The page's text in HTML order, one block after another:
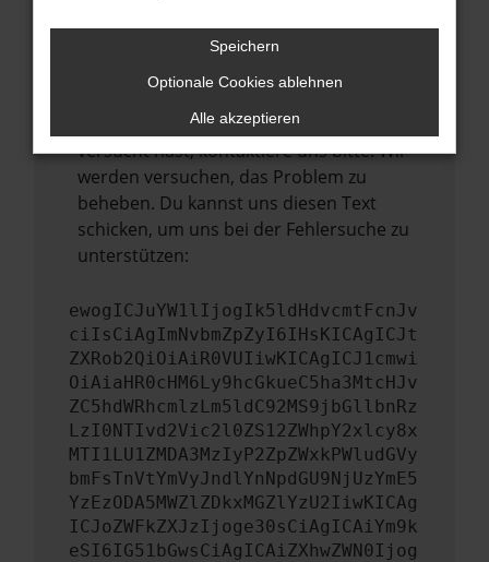
führen, dass bestimmte Funktionen nicht
Wende dich an den Webseitenbetreiber.
Wenn du alle oben genannten Schritte
versucht hast, kontaktiere uns bitte. Wir
werden versuchen, das Problem zu
beheben. Du kannst uns diesen Text
schicken, um uns bei der Fehlersuche zu
unterstützen:
ewogICJuYW1lIjogIk5ldHdvcmtFcnJv
ciIsCiAgImNvbmZpZyI6IHsKICAgICJt
ZXRob2QiOiAiR0VUIiwKICAgICJ1cmwi
OiAiaHR0cHM6Ly9hcGkueC5ha3MtcHJv
ZC5hdWRhcmlzLm5ldC92MS9jbGllbnRz
LzI0NTIvd2Vic2l0ZS12ZWhpY2xlcy8x
MTI1LU1ZMDA3MzIyP2ZpZWxkPWludGVy
bmFsTnVtYmVyJndlYnNpdGU9NjUzYmE5
YzEzODA5MWZlZDkxMGZlYzU2IiwKICAg
ICJoZWFkZXJzIjoge30sCiAgICAiYm9k
eSI6IG51bGwsCiAgICAiZXhwZWN0Ijog
Speichern
Optionale Cookies ablehnen
Alle akzeptieren